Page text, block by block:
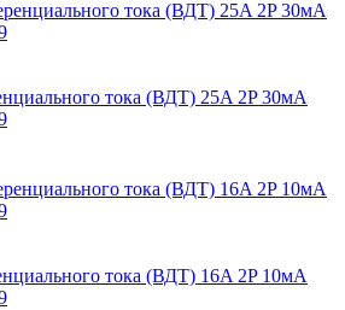
тока (ВДТ) 25A 2P 30мА
тока (ВДТ) 16A 2P 10мА